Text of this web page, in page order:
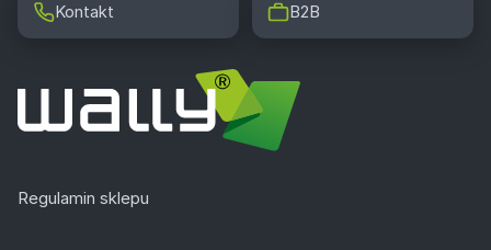
Kontakt B2B
Regulamin sklepu